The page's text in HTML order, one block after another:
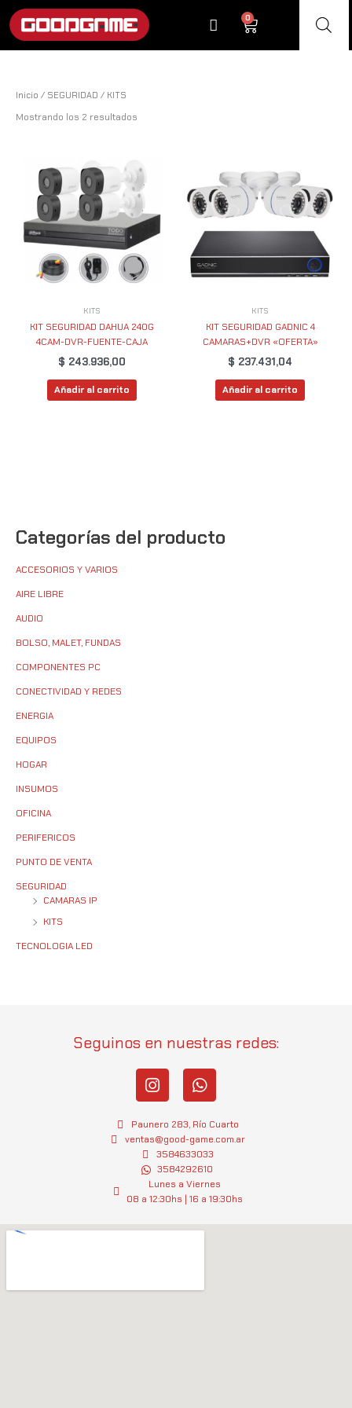
contenido
0
Cart
Categorías del producto
ACCESORIOS Y VARIOS
AIRE LIBRE
AUDIO
BOLSO, MALET, FUNDAS
COMPONENTES PC
CONECTIVIDAD Y REDES
ENERGIA
EQUIPOS
HOGAR
INSUMOS
OFICINA
PERIFERICOS
PUNTO DE VENTA
SEGURIDAD
CAMARAS IP
KITS
TECNOLOGIA LED
Inicio / SEGURIDAD / KITS
Mostrando los 2 resultados
KITS
KIT SEGURIDAD DAHUA 240G
4CAM-DVR-FUENTE-CAJA
$ 243.936,00
Añadir al carrito
KITS
KIT SEGURIDAD GADNIC 4
CAMARAS+DVR «OFERTA»
$ 237.431,04
Añadir al carrito
Seguinos en nuestras redes:
I
n
t
a
g
r
a
m
W
h
t
s
a
p
p
Paunero 283, Río Cuarto
ventas@good-game.com.ar
3584633033
3584292610
Lunes a Viernes
08 a 12:30hs | 16 a 19:30hs